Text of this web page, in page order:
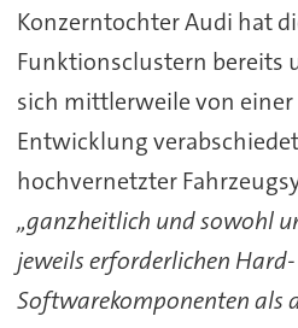
Konzerntochter Audi hat
Funktionsclustern bereits
sich mittlerweile von einer
Entwicklung
hochvernetzter
„ganzheitlich und sowohl
jeweils erforderlichen
Softwarekomponenten als